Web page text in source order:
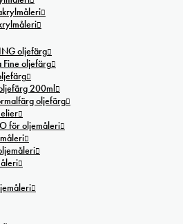
oljefärg
Fine oljefärg
200ml
oljefärg
för oljemåleri